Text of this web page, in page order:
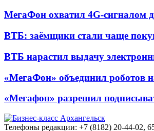
МегаФон охватил 4G-сигналом
ВТБ: заёмщики стали чаще
ВТБ нарастил выдачу
«МегаФон» объединил роботов
«Мегафон» разрешил
Телефоны редакции: +7 (8182) 20-44-02,